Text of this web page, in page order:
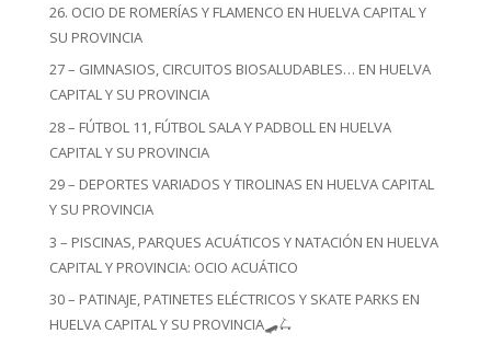
26. OCIO DE ROMERÍAS Y FLAMENCO EN HUELVA CAPITAL Y
SU PROVINCIA
27 – GIMNASIOS, CIRCUITOS BIOSALUDABLES… EN HUELVA
CAPITAL Y SU PROVINCIA
28 – FÚTBOL 11, FÚTBOL SALA Y PADBOLL EN HUELVA
CAPITAL Y SU PROVINCIA
29 – DEPORTES VARIADOS Y TIROLINAS EN HUELVA CAPITAL
Y SU PROVINCIA
3 – PISCINAS, PARQUES ACUÁTICOS Y NATACIÓN EN HUELVA
CAPITAL Y PROVINCIA: OCIO ACUÁTICO
30 – PATINAJE, PATINETES ELÉCTRICOS Y SKATE PARKS EN
HUELVA CAPITAL Y SU PROVINCIA🛹🛴